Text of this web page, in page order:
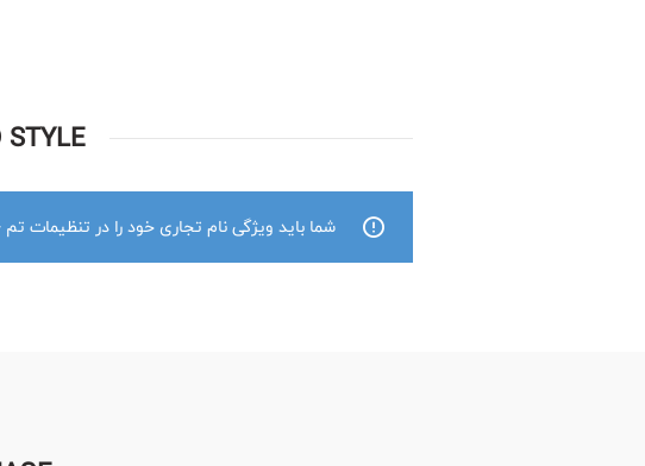
شما باید ویژگی نام تجاری خود را در تنظیمات